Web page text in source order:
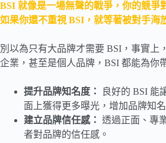
BSI 就像是一場無聲的戰爭，你的競爭
如果你還不重視 BSI，就等著被對手海
別以為只有大品牌才需要 BSI，事實上
企業，甚至是個人品牌，BSI 都能為你
提升品牌知名度：
良好的 BSI 能
面上獲得更多曝光，增加品牌知名
建立品牌信任感： 透過正面、專
者對品牌的信任感。